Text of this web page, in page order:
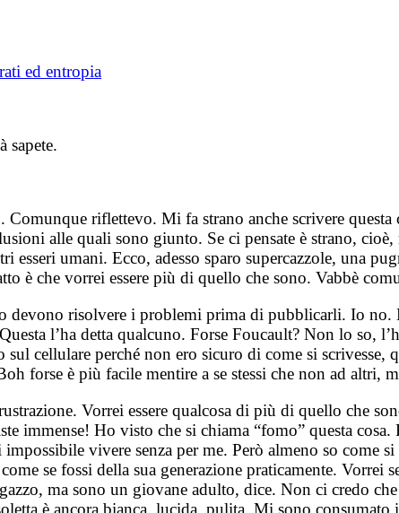
ed entropia
sapete.
Comunque riflettevo. Mi fa strano anche scrivere
alle quali sono giunto. Se ci pensate è strano,
esseri umani. Ecco, adesso sparo supercazzole, una
è che vorrei essere più di quello che sono. Vabbè
devono risolvere i problemi prima di pubblicarli. Io
l’ha detta qualcuno. Forse Foucault? Non lo so,
sul cellulare perché non ero sicuro di come si
forse è più facile mentire a se stessi che non ad altri,
Vorrei essere qualcosa di più di quello che
immense! Ho visto che si chiama “fomo” questa
vivere senza per me. Però almeno so come
se fossi della sua generazione praticamente. Vorrei
ma sono un giovane adulto, dice. Non ci credo
è ancora bianca, lucida, pulita. Mi sono